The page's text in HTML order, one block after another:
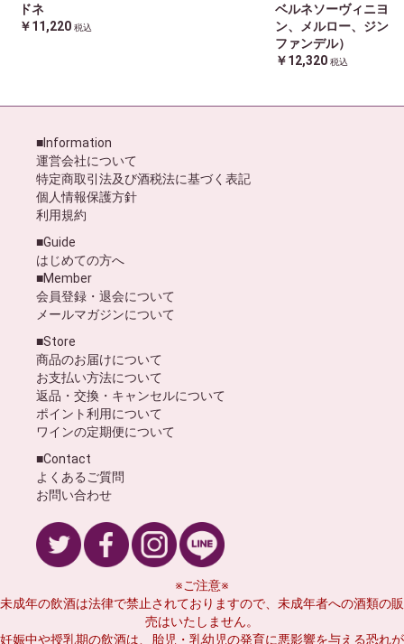
ドネ
￥11,220 税込
ベルネソーヴィニヨ
ン、メルロー、ジン
ファンデル）
￥12,320 税込
■Information
運営会社について
特定商取引法及び酒税法に基づく表記
個人情報保護方針
利用規約
■Guide
はじめての方へ
■Member
会員登録・退会について
メールマガジンについて
■Store
商品のお届けについて
お支払い方法について
返品・交換・キャンセルについて
ポイント利用について
ワインの定期便について
■Contact
よくあるご質問
お問い合わせ
※ご注意※
未成年の飲酒は法律で禁止されておりますので、未成年者への酒類の販
売はいたしません。
妊娠中や授乳期の飲酒は、胎児・乳幼児の発育に悪影響を与える恐れが